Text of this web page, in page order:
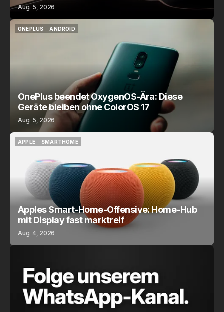
Aug. 5, 2026
ONEPLUS
ANDROID
OnePlus beendet OxygenOS-Ära: Diese
Geräte bleiben ohne ColorOS 17
Aug. 5, 2026
APPLE
SMARTHOME
Apples Smart-Home-Offensive: Home-Hub
mit Display fast marktreif
Aug. 4, 2026